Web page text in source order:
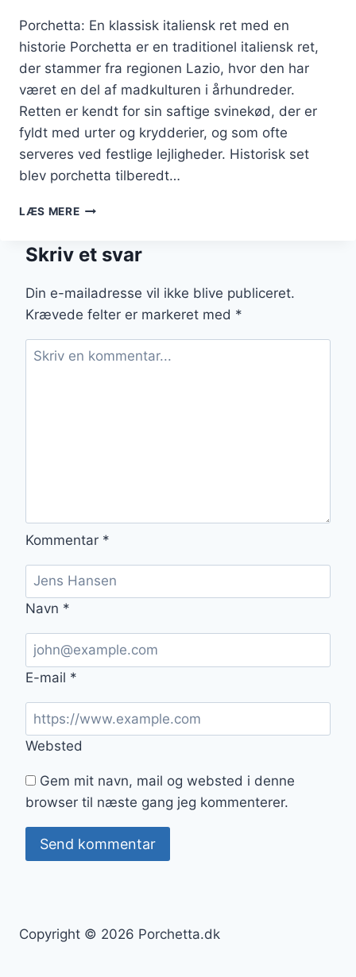
Porchetta: En klassisk italiensk ret med en
historie Porchetta er en traditionel italiensk ret,
der stammer fra regionen Lazio, hvor den har
været en del af madkulturen i århundreder.
Retten er kendt for sin saftige svinekød, der er
fyldt med urter og krydderier, og som ofte
serveres ved festlige lejligheder. Historisk set
blev porchetta tilberedt…
LÆS MEREPORCHETTA
FOR
NY
VINKEL
Skriv et svar
Din e-mailadresse vil ikke blive publiceret.
Krævede felter er markeret med *
Kommentar *
Navn *
E-mail *
Websted
Gem mit navn, mail og websted i denne
browser til næste gang jeg kommenterer.
Copyright © 2026 Porchetta.dk